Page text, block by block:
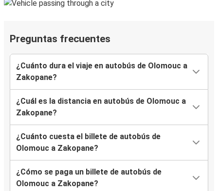
Preguntas frecuentes
¿Cuánto dura el viaje en autobús de Olomouc a
Zakopane?
¿Cuál es la distancia en autobús de Olomouc a
Zakopane?
¿Cuánto cuesta el billete de autobús de
Olomouc a Zakopane?
¿Cómo se paga un billete de autobús de
Olomouc a Zakopane?